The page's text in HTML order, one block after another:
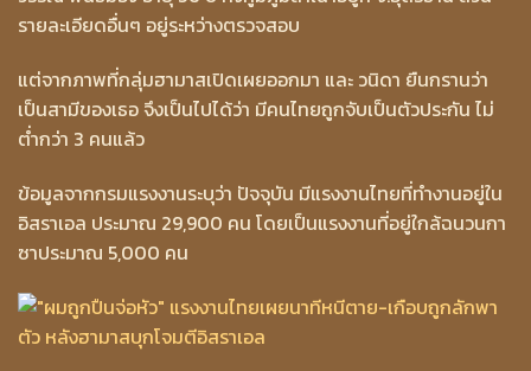
รายละเอียดอื่นๆ อยู่ระหว่างตรวจสอบ
แต่จากภาพที่กลุ่มฮามาสเปิดเผยออกมา และ วนิดา ยืนกรานว่า
เป็นสามีของเธอ จึงเป็นไปได้ว่า มีคนไทยถูกจับเป็นตัวประกัน ไม่
ต่ำกว่า 3 คนแล้ว
ข้อมูลจากกรมแรงงานระบุว่า ปัจจุบัน มีแรงงานไทยที่ทำงานอยู่ใน
อิสราเอล ประมาณ 29,900 คน โดยเป็นแรงงานที่อยู่ใกล้ฉนวนกา
ซาประมาณ 5,000 คน